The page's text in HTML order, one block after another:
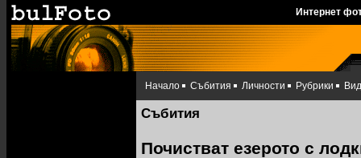
Интернет
Начало Събития Личности Рубрики
Събития
Почистват езерото с